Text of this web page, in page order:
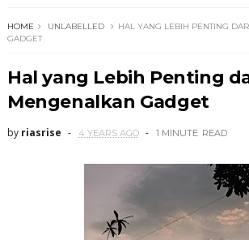
HOME UNLABELLED
HAL YANG LEBIH PENTING
GADGET
Hal yang Lebih Penting
Mengenalkan Gadget
by riasrise 4 YEARS AGO 1 MINUTE READ